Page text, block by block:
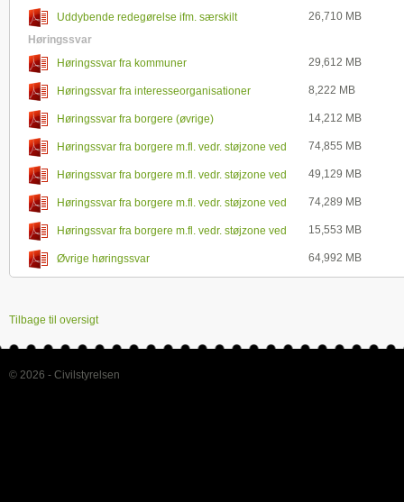
Uddybende redegørelse ifm. særskilt
miljøvurdering vedr. støjzone ved Roskilde lufthavn
26,710 MB
Høringssvar
Høringssvar fra kommuner
29,612 MB
Høringssvar fra interesseorganisationer 8,222 MB
Høringssvar fra borgere (øvrige) 14,212 MB
Høringssvar fra borgere m.fl. vedr. støjzone ved
Roskilde Lufthavn 1
74,855 MB
Høringssvar fra borgere m.fl. vedr. støjzone ved
Roskilde Lufthavn 2
49,129 MB
Høringssvar fra borgere m.fl. vedr. støjzone ved
Roskilde Lufthavn 3
74,289 MB
Høringssvar fra borgere m.fl. vedr. støjzone ved
Roskilde Lufthavn 4
15,553 MB
Øvrige høringssvar 64,992 MB
Tilbage til oversigt
© 2026 - Civilstyrelsen